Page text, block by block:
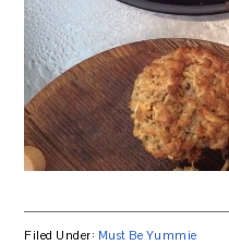
Filed Under: Must Be Yummie